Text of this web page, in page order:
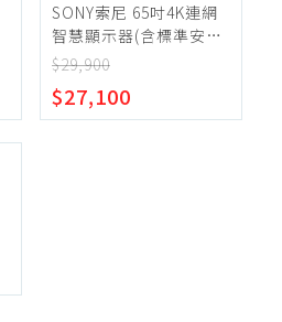
SONY索尼 65吋4K連網
智慧顯示器(含標準安裝)
【Y-65S20M2】
$29,900
$27,100